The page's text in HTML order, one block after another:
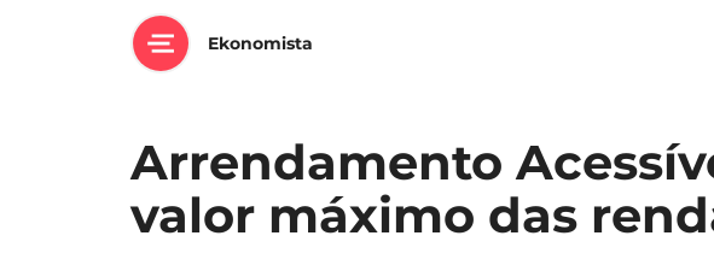
Ekonomista
Arrendamento
valor máximo das